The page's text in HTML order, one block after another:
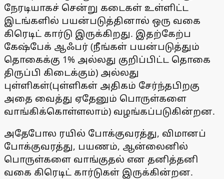
நேரடியாகச் சென்று கடைகள் உள்ளிட்ட
இடங்களில் பயன்படுத்தினால் ஒரு வகை
கிரெடிட் கார்டு இருக்கிறது. இதற்கேற்ப
கேஷ்பேக் ஆஃபர் (நீங்கள் பயன்படுத்தும்
தொகைக்கு 1% அல்லது குறிப்பிட்ட தொகை
திருப்பி கிடைக்கும்) அல்லது
புள்ளிகள்(புள்ளிகள் அதிகம் சேர்ந்தபிறகு
அதை வைத்து ஏதேனும் பொருள்களை
வாங்கிக்கொள்ளலாம்) வழங்கப்படுகின்றன.
அதேபோல ரயில் போக்குவரத்து, விமானப்
போக்குவரத்து, பயணம், ஆன்லைனில்
பொருள்களை வாங்குதல் என தனித்தனி
வகை கிரெடிட் கார்டுகள் இருக்கின்றன.